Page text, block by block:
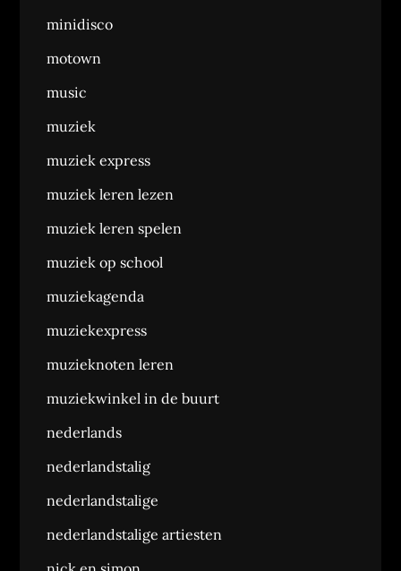
minidisco
motown
music
muziek
muziek express
muziek leren lezen
muziek leren spelen
muziek op school
muziekagenda
muziekexpress
muzieknoten leren
muziekwinkel in de buurt
nederlands
nederlandstalig
nederlandstalige
nederlandstalige artiesten